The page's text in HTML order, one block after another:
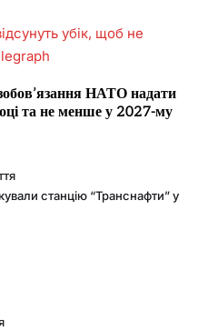
НАТО надати
та не менше у 2027-му
станцію “Транснафти” у